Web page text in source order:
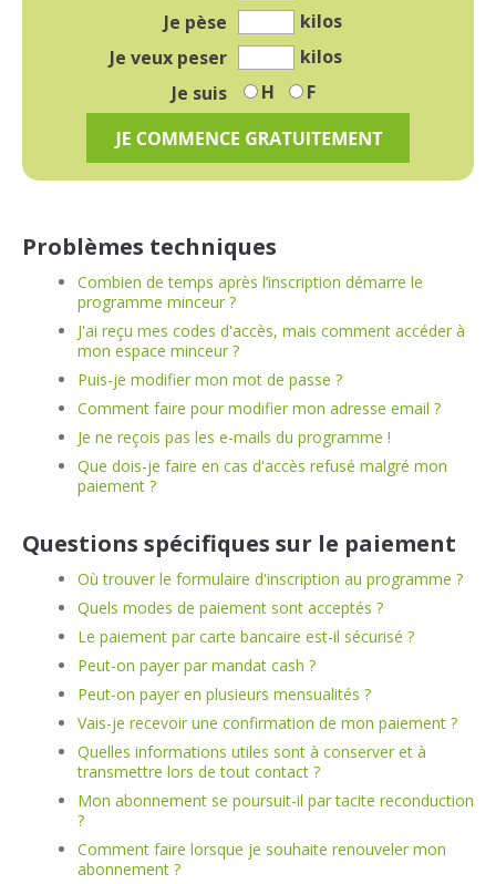
Je pèse
kilos
Je veux peser
kilos
Je suis
H F
Problèmes techniques
Combien de temps après l’inscription démarre le
programme minceur ?
J'ai reçu mes codes d'accès, mais comment accéder à
mon espace minceur ?
Puis-je modifier mon mot de passe ?
Comment faire pour modifier mon adresse email ?
Je ne reçois pas les e-mails du programme !
Que dois-je faire en cas d'accès refusé malgré mon
paiement ?
Questions spécifiques sur le paiement
Où trouver le formulaire d'inscription au programme ?
Quels modes de paiement sont acceptés ?
Le paiement par carte bancaire est-il sécurisé ?
Peut-on payer par mandat cash ?
Peut-on payer en plusieurs mensualités ?
Vais-je recevoir une confirmation de mon paiement ?
Quelles informations utiles sont à conserver et à
transmettre lors de tout contact ?
Mon abonnement se poursuit-il par tacite reconduction
?
Comment faire lorsque je souhaite renouveler mon
abonnement ?